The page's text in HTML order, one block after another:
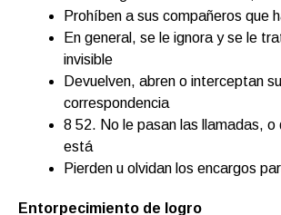
Prohíben a sus compañeros que
En general, se le ignora y se le
invisible
Devuelven, abren o interceptan su
correspondencia
8 52. No le pasan las llamadas, o
está
Pierden u olvidan los encargos
Entorpecimiento de logro